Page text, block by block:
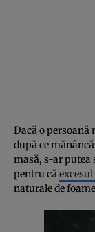
Dacă o persoană
după ce
masă, s-ar putea
pentru că
naturale de